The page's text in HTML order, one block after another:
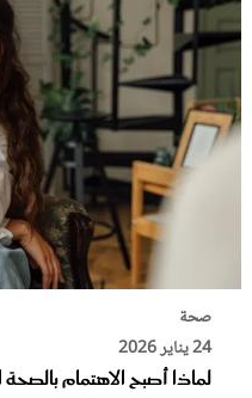
صحة
24 يناير 2026
لماذا أصبح الاهتمام